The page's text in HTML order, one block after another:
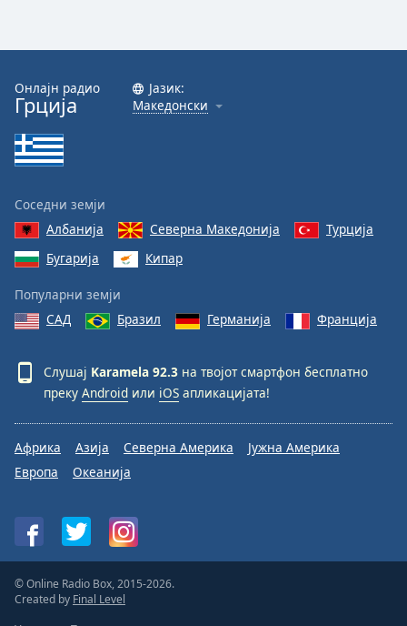
Онлајн радио
Грција
Јазик:
Македонски
Соседни земји
Албанија
Северна Македонија
Турција
Бугарија
Кипар
Популарни земји
САД
Бразил Германија Франција
Слушај Karamela 92.3 на твојот смартфон бесплатно
преку Android или iOS апликацијата!
Африка Азија Северна Америка
Јужна Америка
Европа
Океанија
© Online Radio Box, 2015-2026.
Created by Final Level